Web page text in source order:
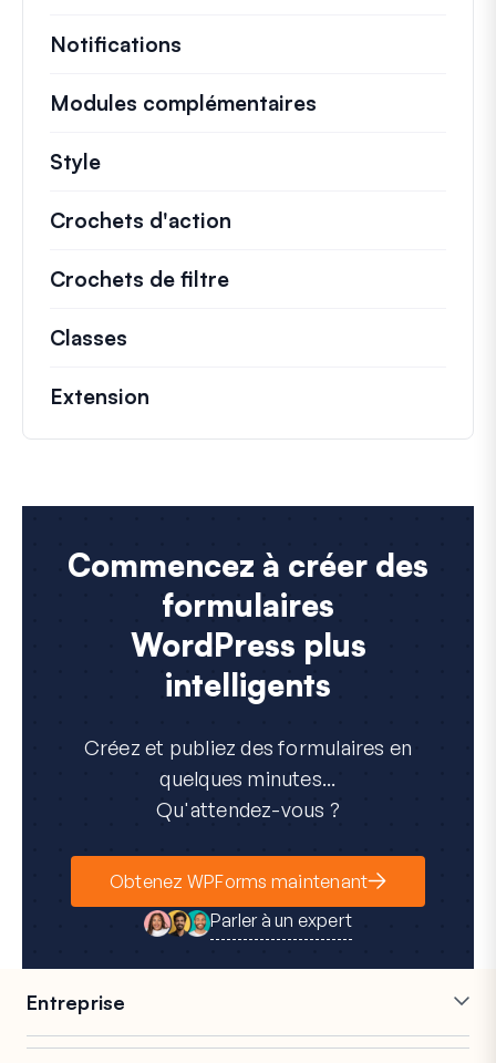
Notifications
Modules complémentaires
Style
Crochets d'action
Crochets de filtre
Classes
Extension
Commencez à créer des
formulaires
WordPress plus
intelligents
Créez et publiez des formulaires en
quelques minutes...
Qu'attendez-vous ?
Obtenez WPForms maintenant
Parler à un expert
Entreprise
Carrières
Affiliés